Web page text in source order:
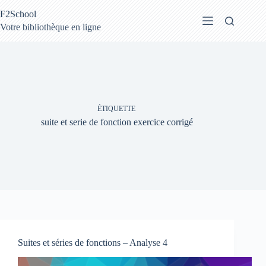
au
contenu
F2School
Votre bibliothèque en ligne
ÉTIQUETTE
suite et serie de fonction exercice corrigé
Suites et séries de fonctions – Analyse 4